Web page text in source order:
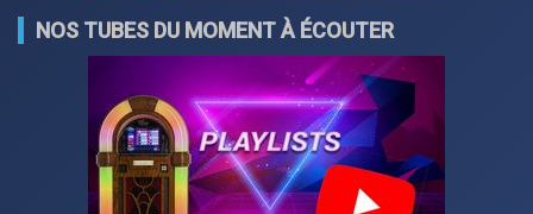
NOS TUBES DU MOMENT À ÉCOUTER